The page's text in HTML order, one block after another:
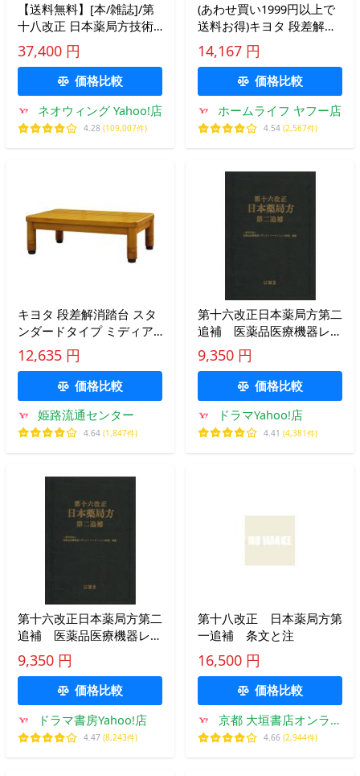
【送料無料】[本/雑誌]/第
十八改正 日本薬局方技術
情報 JPTI/医薬品医療機器
レギュラトリーサイエンス
財団/編集
37,400 円
価格比較
ネオウィング Yahoo!店
4.28 (109,007件)
(あわせ買い1999円以上で
送料お得)キヨタ 段差解消
踏台 スタンダードタイプ
ミディアムオーク 46 KB-
14,167 円
価格比較
ホームライフ ヤフー店
4.54 (2,567件)
キヨタ 段差解消踏台 スタ
ンダードタイプ ミディア
ムオーク 46 KB-100
12,635 円
価格比較
姫路流通センター
4.64 (1,847件)
第十六改正日本薬局方第二
追補 医薬品医療機器レギ
ュラトリーサイエンス財
団/編集
9,350 円
価格比較
ドラマYahoo!店
4.41 (4,381件)
第十六改正日本薬局方第二
追補 医薬品医療機器レギ
ュラトリーサイエンス財
団/編集
9,350 円
価格比較
ドラマ書房Yahoo!店
4.47 (8,243件)
第十八改正 日本薬局方第
一追補 条文と注
16,500 円
価格比較
京都 大垣書店オンライ
ン
4.66 (2,944件)